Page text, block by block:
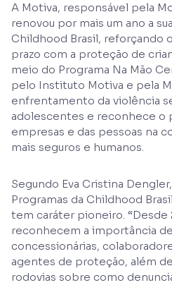
A Motiva, responsável pela
renovou por mais um ano a
Childhood Brasil, reforçando
prazo com a proteção de
meio do Programa Na Mão
pelo Instituto Motiva e pela
enfrentamento da violência
adolescentes e reconhece o
empresas e das pessoas na
mais seguros e humanos.
Segundo Eva Cristina
Programas da Childhood
tem caráter pioneiro. “Desde
reconhecem a importância
concessionárias,
agentes de proteção, além
rodovias sobre como